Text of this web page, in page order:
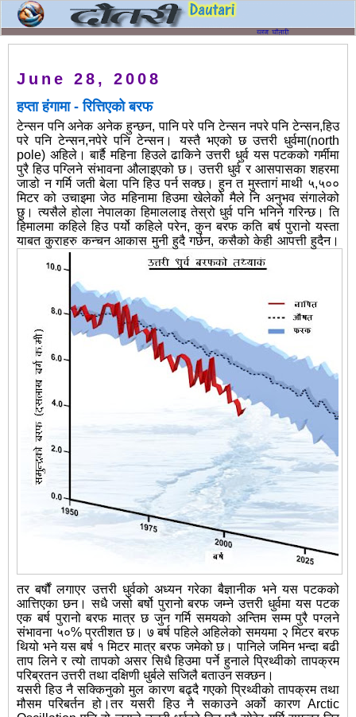
June 28, 2008
हप्ता हंगामा - रित्तिएको बरफ
टेन्सन पनि अनेक अनेक हुन्छन, पानि परे पनि टेन्सन नपरे पनि टेन्सन,हिउ
परे पनि टेन्सन,नपेरे पनि टेन्सन। यस्तै भएको छ उत्तरी धुर्वमा(north
pole) अहिले। बार्है महिना हिउले ढाकिने उत्तरी धुर्व यस पटकको गर्मीमा
पुरै हिउ पग्लिने संभावना औलाइएको छ। उत्तरी धुर्व र आसपासका शहरमा
जाडो न गर्मि जती बेला पनि हिउ पर्न सक्छ। हुन तमुस्तागं माथी ५,५००
मिटर को उचाइमा जेठ महिनामा हिउमा खेलेको मैले नि अनुभव संगालेको
छु। त्यसैले होला नेपालका हिमाललाइ तेस्रो धुर्व पनि भनिने गरिन्छ। ति
हिमालमा कहिले हिउ पर्यो कहिले परेन, कुन बरफ कति बर्ष पुरानो यस्ता
याबत कुराहरुकन्चन आकास मुनी हुदै गर्छन, कसैको केही आपत्ती हुदैन।
तर बर्षौं लगाएर उत्तरी धुर्वको अध्यन गरेका बैज्ञानीक भने यस पटकको
आत्तिएका छन। सधै जसो बर्षो पुरानो बरफ जम्ने उत्तरी धुर्वमा यस पटक
एक बर्ष पुरानो बरफ मात्र छ जुन गर्मि समयको अन्तिम सम्म पुरै पग्लने
संभावना ५०% प्रतीशत छ। ७ बर्ष पहिले अहिलेको समयमा २ मिटर बरफ
थियो भने यस बर्ष १ मिटर मात्र बरफ जमेको छ। पानिले जमिन भन्दा बढी
ताप लिने र त्यो तापको असर सिधै हिउमा पर्ने हुनाले प्रिथ्वीको तापक्रम
परिब्रतन उत्तरी तथा दक्षिणी धुर्बले सजिलै बताउन सक्छन।
यसरी हिउ नै सक्किनुको मुल कारण बढ्दै गएको प्रिथ्वीको तापक्रम तथा
मौसम परिबर्तन हो।तर यसरी हिउ नै सकाउने अर्को कारण Arctic